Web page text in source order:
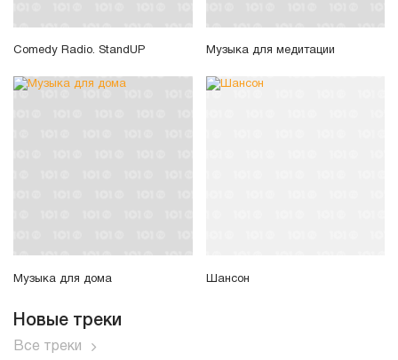
Comedy Radio. StandUP Музыка для медитации
Музыка для дома Шансон
Новые треки
Все треки